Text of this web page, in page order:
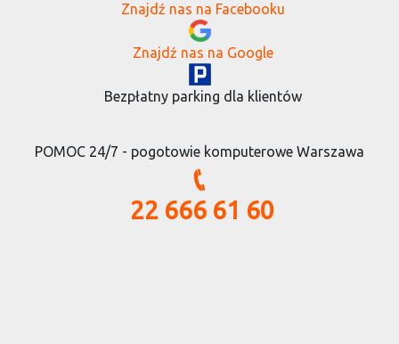
Znajdź nas na Facebooku
Znajdź nas na Google
Bezpłatny parking dla klientów
POMOC 24/7 - pogotowie komputerowe Warszawa
22 666 61 60